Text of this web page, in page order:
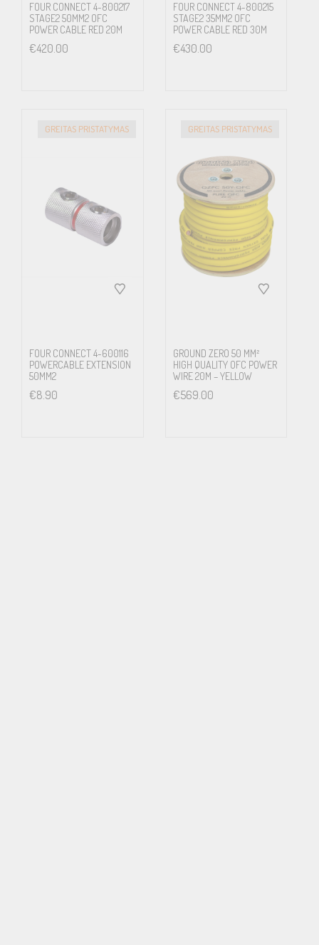
FOUR CONNECT 4-800217
STAGE2 50MM2 OFC
POWER CABLE RED 20M
€420.00
FOUR CONNECT 4-800215
STAGE2 35MM2 OFC
POWER CABLE RED 30M
€430.00
GREITAS PRISTATYMAS
FOUR CONNECT 4-600116
POWERCABLE EXTENSION
50MM2
€8.90
GREITAS PRISTATYMAS
GROUND ZERO 50 MM²
HIGH QUALITY OFC POWER
WIRE 20M – YELLOW
€569.00